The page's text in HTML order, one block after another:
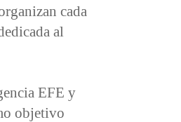
cada
al
EFE y
objetivo